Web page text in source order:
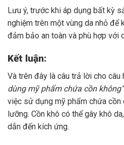
Lưu ý, trước khi áp dụng bất kỳ
nghiệm trên một vùng da nhỏ để
đảm bảo an toàn và phù hợp với
Kết luận:
Và trên đây là câu trả lời cho câu
dùng mỹ phẩm chứa cồn
việc sử dụng mỹ phẩm chứa
lưỡng. Cồn khô có thể gây khô
dẫn đến kích ứng.